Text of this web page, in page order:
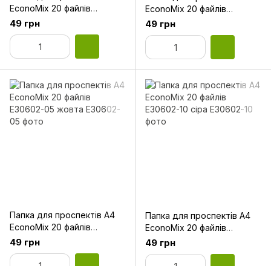
EconoMix 20 файлів
Е30602-03 червона
49 грн
EconoMix 20 файлів
E30602-04 зелена
49 грн
Папка для проспектів А4
EconoMix 20 файлів
Е30602-05 жовта
49 грн
Папка для проспектів А4
EconoMix 20 файлів
Е30602-10 сіра
49 грн